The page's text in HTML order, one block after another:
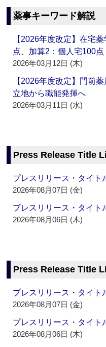
薬事キーワード解説
【2026年度改定】在宅
点、加算2：個人宅100
2026年03月12日 (木)
【2026年度改定】門前
立地から職能発揮へ
2026年03月11日 (水)
Press Release Title
プレスリリース・タイ
2026年08月07日 (金)
プレスリリース・タイ
2026年08月06日 (木)
Press Release Title
プレスリリース・タイ
2026年08月07日 (金)
プレスリリース・タイ
2026年08月06日 (木)